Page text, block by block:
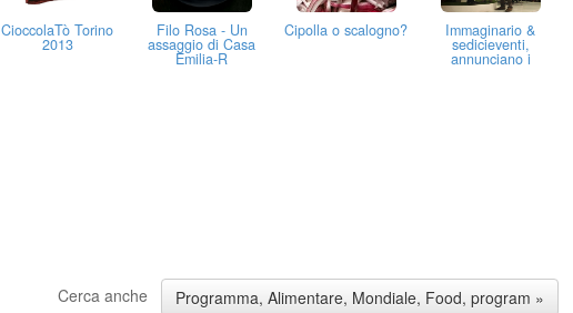
CioccolaTò Torino
2013
Filo Rosa - Un
assaggio di Casa
Emilia-R
Cipolla o scalogno? Immaginario &
sedicieventi,
annunciano i
Cerca anche Programma, Alimentare, Mondiale, Food, program »